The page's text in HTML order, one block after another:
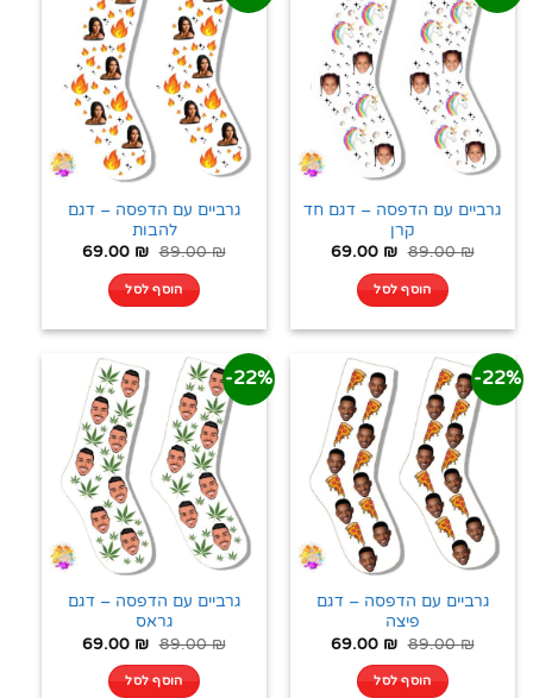
גרביים עם הדפסה – דגם חד
קרן
89.00₪
69.00 ₪
הוסף לסל
גרביים עם הדפסה – דגם
להבות
89.00₪
69.00 ₪
הוסף לסל
22%-
גרביים עם הדפסה – דגם
פיצה
89.00₪
69.00 ₪
הוסף לסל
22%-
גרביים עם הדפסה – דגם
גראס
89.00₪
69.00 ₪
הוסף לסל